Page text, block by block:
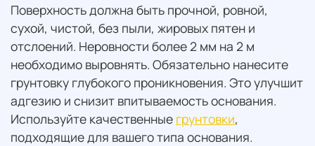
Поверхность должна быть прочной, ровной,
сухой, чистой, без пыли, жировых пятен и
отслоений. Неровности более 2 мм на 2 м
необходимо выровнять. Обязательно нанесите
грунтовку глубокого проникновения. Это улучшит
адгезию и снизит впитываемость основания.
Используйте качественные грунтовки,
подходящие для вашего типа основания.